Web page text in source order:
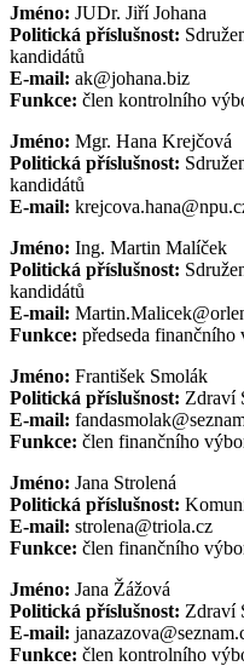
Jméno: JUDr. Jiří Johana
Politická příslušnost:
kandidátů
E-mail: ak@johana.biz
Funkce: člen kontrolního
Jméno: Mgr. Hana Krejčová
Politická příslušnost:
kandidátů
E-mail:
Jméno: Ing. Martin Malíček
Politická příslušnost:
kandidátů
E-mail:
Funkce: předseda finančního
Jméno: František Smolák
Politická příslušnost: Zdraví
E-mail:
Funkce: člen finančního
Jméno: Jana Strolená
Politická příslušnost:
E-mail: strolena@triola.cz
Funkce: člen finančního
Jméno: Jana Žážová
Politická příslušnost: Zdraví
E-mail:
Funkce: člen kontrolního